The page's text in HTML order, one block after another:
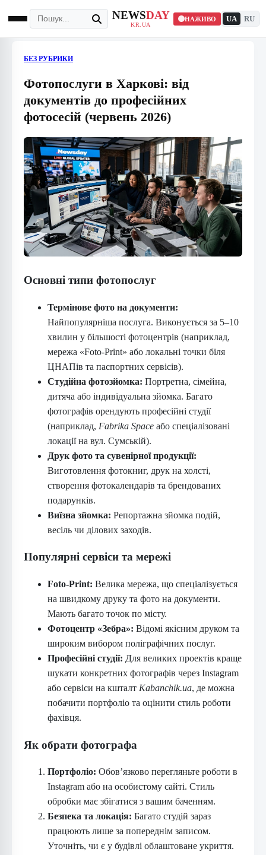
NEWSDAY
KR.UA
НАЖИВО UA RU
БЕЗ РУБРИКИ
Фотопослуги в Харкові: від
документів до професійних
фотосесій (червень 2026)
Основні типи фотопослуг
Термінове фото на документи:
Найпопулярніша послуга. Виконується за 5–10
хвилин у більшості фотоцентрів (наприклад,
мережа «Foto-Print» або локальні точки біля
ЦНАПів та паспортних сервісів).
Студійна фотозйомка: Портретна, сімейна,
дитяча або індивідуальна зйомка. Багато
фотографів орендують професійні студії
(наприклад, Fabrika Space або спеціалізовані
локації на вул. Сумській).
Друк фото та сувенірної продукції:
Виготовлення фотокниг, друк на холсті,
створення фотокалендарів та брендованих
подарунків.
Виїзна зйомка: Репортажна зйомка подій,
весіль чи ділових заходів.
Популярні сервіси та мережі
Foto-Print: Велика мережа, що спеціалізується
на швидкому друку та фото на документи.
Мають багато точок по місту.
Фотоцентр «Зебра»: Відомі якісним друком та
широким вибором поліграфічних послуг.
Професійні студії: Для великих проектів краще
шукати конкретних фотографів через Instagram
або сервіси на кшталт Kabanchik.ua, де можна
побачити портфоліо та оцінити стиль роботи
фахівця.
Як обрати фотографа
Портфоліо: Обов’язково перегляньте роботи в
Instagram або на особистому сайті. Стиль
обробки має збігатися з вашим баченням.
Безпека та локація: Багато студій зараз
працюють лише за попереднім записом.
Уточніть, чи є у будівлі облаштоване укриття.